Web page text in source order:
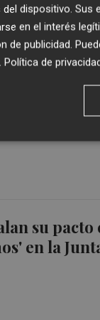
junio, pero
su
en la
dispositivo. Sus
en el interés
de publicidad.
. Política de